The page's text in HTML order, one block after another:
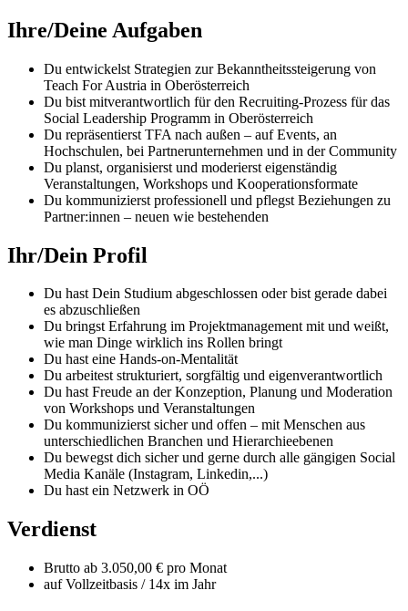
Ihre/Deine Aufgaben
Du entwickelst Strategien zur Bekanntheitssteigerung von
Teach For Austria in Oberösterreich
Du bist mitverantwortlich für den Recruiting-Prozess für das
Social Leadership Programm in Oberösterreich
Du repräsentierst TFA nach außen – auf Events, an
Hochschulen, bei Partnerunternehmen und in der Community
Du planst, organisierst und moderierst eigenständig
Veranstaltungen, Workshops und Kooperationsformate
Du kommunizierst professionell und pflegst Beziehungen zu
Partner:innen – neuen wie bestehenden
Ihr/Dein Profil
Du hast Dein Studium abgeschlossen oder bist gerade dabei
es abzuschließen
Du bringst Erfahrung im Projektmanagement mit und weißt,
wie man Dinge wirklich ins Rollen bringt
Du hast eine Hands-on-Mentalität
Du arbeitest strukturiert, sorgfältig und eigenverantwortlich
Du hast Freude an der Konzeption, Planung und Moderation
von Workshops und Veranstaltungen
Du kommunizierst sicher und offen – mit Menschen aus
unterschiedlichen Branchen und Hierarchieebenen
Du bewegst dich sicher und gerne durch alle gängigen Social
Media Kanäle (Instagram, Linkedin,...)
Du hast ein Netzwerk in OÖ
Verdienst
Brutto ab 3.050,00 € pro Monat
auf Vollzeitbasis / 14x im Jahr